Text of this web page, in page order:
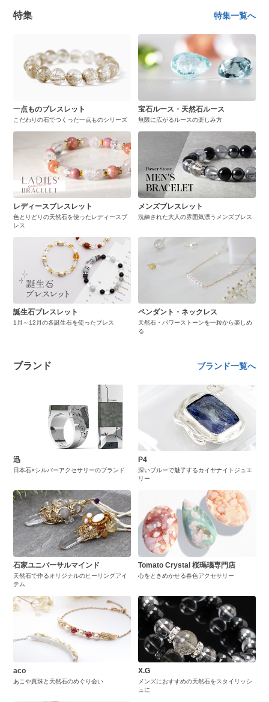
特集 特集一覧へ
一点ものブレスレット
こだわりの石でつくった一点ものシリーズ
宝石ルース・天然石ルース
無限に広がるルースの楽しみ方
レディースブレスレット
色とりどりの天然石を使ったレディースブ
レス
メンズブレスレット
洗練された大人の雰囲気漂うメンズブレス
誕生石ブレスレット
1月～12月の各誕生石を使ったブレス
ペンダント・ネックレス
天然石・パワーストーンを一粒から楽しめ
る
ブランド ブランド一覧へ
迅
日本石×シルバーアクセサリーのブランド
P4
深いブルーで魅了するカイヤナイトジュエ
リー
石家ユニバーサルマインド
天然石で作るオリジナルのヒーリングアイ
テム
Tomato Crystal 桜瑪瑙専門店
心をときめかせる春色アクセサリー
aco
あこや真珠と天然石のめぐり会い
X.G
メンズにおすすめの天然石をスタイリッシ
ュに